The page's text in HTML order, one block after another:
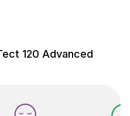
120 Advanced